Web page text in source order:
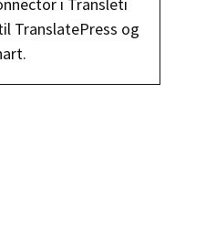
TranslatePress og